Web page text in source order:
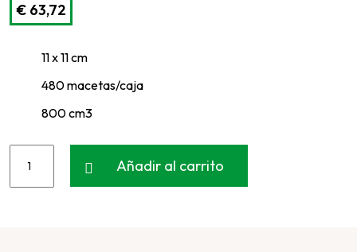
€ 63,72
11 x 11 cm
480 macetas/caja
800 cm3
Añadir al carrito